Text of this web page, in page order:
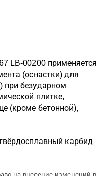
LB-00200 применяется
(оснастки) для
при безударном
плитке,
(кроме бетонной),
карбид